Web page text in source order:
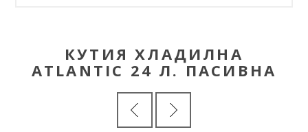
КУТИЯ ХЛАДИЛНА
ATLANTIC 24 Л. ПАСИВНА